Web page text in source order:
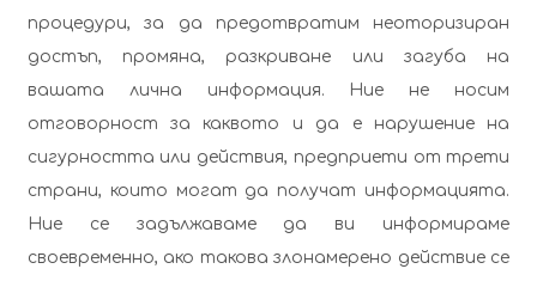
процедури, за да предотвратим неоторизиран
достъп, промяна, разкриване или загуба на
вашата лична информация. Ние не носим
отговорност за каквото и да е нарушение на
сигурността или действия, предприети от трети
страни, които могат да получат информацията.
Ние се задължаваме да ви информираме
своевременно, ако такова злонамерено действие се